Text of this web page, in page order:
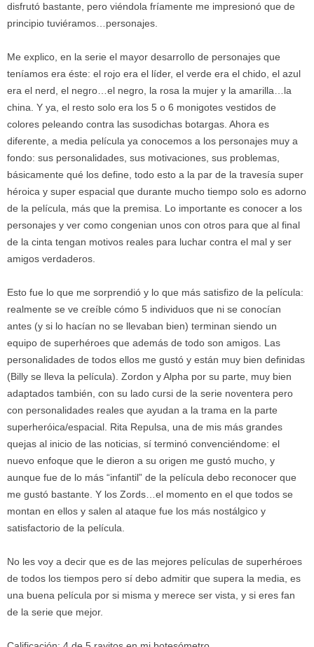
disfrutó bastante, pero viéndola fríamente me impresionó que de
principio tuviéramos…personajes.
Me explico, en la serie el mayor desarrollo de personajes que
teníamos era éste: el rojo era el líder, el verde era el chido, el azul
era el nerd, el negro…el negro, la rosa la mujer y la amarilla…la
china. Y ya, el resto solo era los 5 o 6 monigotes vestidos de
colores peleando contra las susodichas botargas. Ahora es
diferente, a media película ya conocemos a los personajes muy a
fondo: sus personalidades, sus motivaciones, sus problemas,
básicamente qué los define, todo esto a la par de la travesía super
héroica y super espacial que durante mucho tiempo solo es adorno
de la película, más que la premisa. Lo importante es conocer a los
personajes y ver como congenian unos con otros para que al final
de la cinta tengan motivos reales para luchar contra el mal y ser
amigos verdaderos.
Esto fue lo que me sorprendió y lo que más satisfizo de la película:
realmente se ve creíble cómo 5 individuos que ni se conocían
antes (y si lo hacían no se llevaban bien) terminan siendo un
equipo de superhéroes que además de todo son amigos. Las
personalidades de todos ellos me gustó y están muy bien definidas
(Billy se lleva la película). Zordon y Alpha por su parte, muy bien
adaptados también, con su lado cursi de la serie noventera pero
con personalidades reales que ayudan a la trama en la parte
superheróica/espacial. Rita Repulsa, una de mis más grandes
quejas al inicio de las noticias, sí terminó convenciéndome: el
nuevo enfoque que le dieron a su origen me gustó mucho, y
aunque fue de lo más “infantil” de la película debo reconocer que
me gustó bastante. Y los Zords…el momento en el que todos se
montan en ellos y salen al ataque fue los más nostálgico y
satisfactorio de la película.
No les voy a decir que es de las mejores películas de superhéroes
de todos los tiempos pero sí debo admitir que supera la media, es
una buena película por si misma y merece ser vista, y si eres fan
de la serie que mejor.